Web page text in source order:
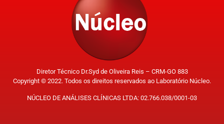
Diretor Técnico Dr.Syd de Oliveira Reis – CRM-GO 883
Copyright © 2022. Todos os direitos reservados ao Laboratório Núcleo.
NÚCLEO DE ANÁLISES CLÍNICAS LTDA: 02.766.038/0001-03